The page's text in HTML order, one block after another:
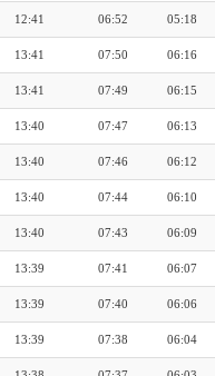
05:18
06:52
12:41
06:16
07:50
13:41
06:15
07:49
13:41
06:13
07:47
13:40
06:12
07:46
13:40
06:10
07:44
13:40
06:09
07:43
13:40
06:07
07:41
13:39
06:06
07:40
13:39
06:04
07:38
13:39